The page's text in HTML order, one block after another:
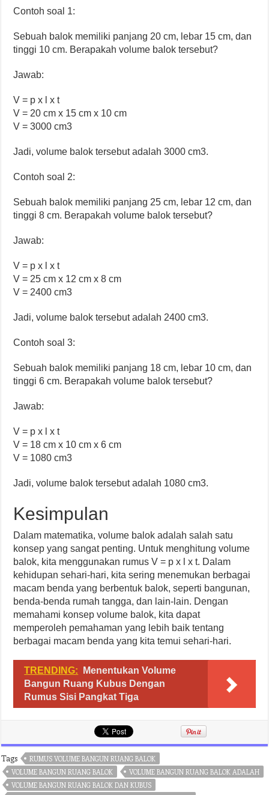
Contoh soal 1:
Sebuah balok memiliki panjang 20 cm, lebar 15 cm, dan
tinggi 10 cm. Berapakah volume balok tersebut?
Jawab:
V = p x l x t
V = 20 cm x 15 cm x 10 cm
V = 3000 cm3
Jadi, volume balok tersebut adalah 3000 cm3.
Contoh soal 2:
Sebuah balok memiliki panjang 25 cm, lebar 12 cm, dan
tinggi 8 cm. Berapakah volume balok tersebut?
Jawab:
V = p x l x t
V = 25 cm x 12 cm x 8 cm
V = 2400 cm3
Jadi, volume balok tersebut adalah 2400 cm3.
Contoh soal 3:
Sebuah balok memiliki panjang 18 cm, lebar 10 cm, dan
tinggi 6 cm. Berapakah volume balok tersebut?
Jawab:
V = p x l x t
V = 18 cm x 10 cm x 6 cm
V = 1080 cm3
Jadi, volume balok tersebut adalah 1080 cm3.
Kesimpulan
Dalam matematika, volume balok adalah salah satu
konsep yang sangat penting. Untuk menghitung volume
balok, kita menggunakan rumus V = p x l x t. Dalam
kehidupan sehari-hari, kita sering menemukan berbagai
macam benda yang berbentuk balok, seperti bangunan,
benda-benda rumah tangga, dan lain-lain. Dengan
memahami konsep volume balok, kita dapat
memperoleh pemahaman yang lebih baik tentang
berbagai macam benda yang kita temui sehari-hari.
TRENDING:
Menentukan Volume
Bangun Ruang Kubus Dengan
Rumus Sisi Pangkat Tiga
Tags
RUMUS VOLUME BANGUN RUANG BALOK
VOLUME BANGUN RUANG BALOK
VOLUME BANGUN RUANG BALOK ADALAH
VOLUME BANGUN RUANG BALOK DAN KUBUS